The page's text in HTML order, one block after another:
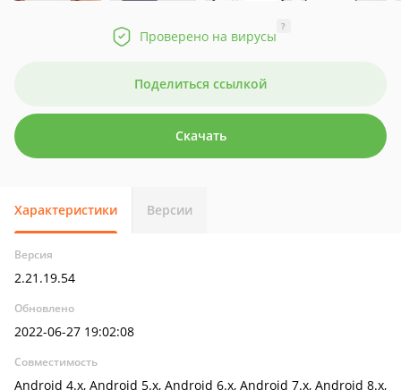
Проверено на вирусы
?
Поделиться ссылкой
Скачать
Характеристики Версии
Версия
2.21.19.54
Обновлено
2022-06-27 19:02:08
Совместимость
Android 4.x, Android 5.x, Android 6.x, Android 7.x, Android 8.x,